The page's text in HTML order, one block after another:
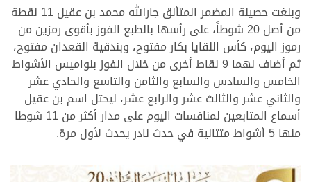
وبلغت حصيلة المضمر المتألق جارالله محمد بن عقيل 11 نقطة
من أصل 20 شوطاً، على رأسها بالطبع الفوز بأقوى رمزين من
رموز اليوم، كأس اللقايا بكار مفتوح، وبندقية القعدان مفتوح،
ثم أضاف لهما 9 نقاط أخرى من خلال الفوز بنواميس الأشواط
الخامس والسادس والسابع والثامن والتاسع والحادي عشر
والثاني عشر والثالث عشر والرابع عشر، ليحتل اسم بن عقيل
أسماع المتابعين لمنافسات اليوم على مدار أكثر من 11 شوطا
منها 5 أشواط متتالية في حدث نادر يحدث لأول مرة.